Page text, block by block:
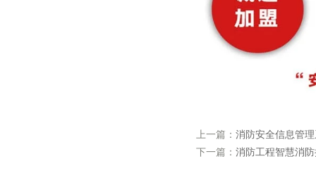
上一篇： 消防安全信息管
下一篇： 消防工程智慧消